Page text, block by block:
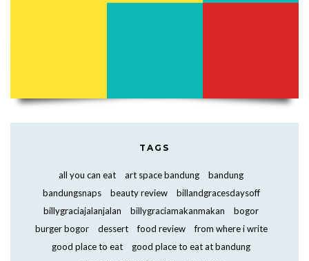
TAGS
all you can eat art space bandung
bandung
bandungsnaps
beauty review
billandgracesdaysoff
billygraciajalanjalan
billygraciamakanmakan
bogor
burger bogor
dessert food review
from where i write
good place to eat
good place to eat at bandung